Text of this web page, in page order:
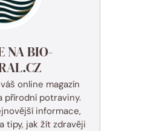
NA BIO-
online magazín
přírodní potraviny.
informace,
tipy, jak žít zdravěji